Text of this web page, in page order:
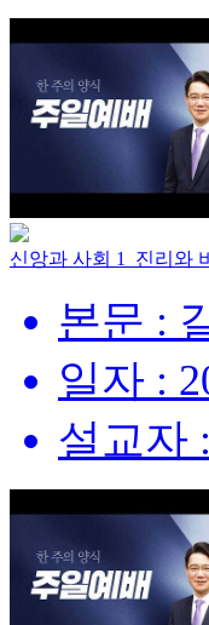
신앙과 사회 1_진리와
본문 :
일자 :
설교자